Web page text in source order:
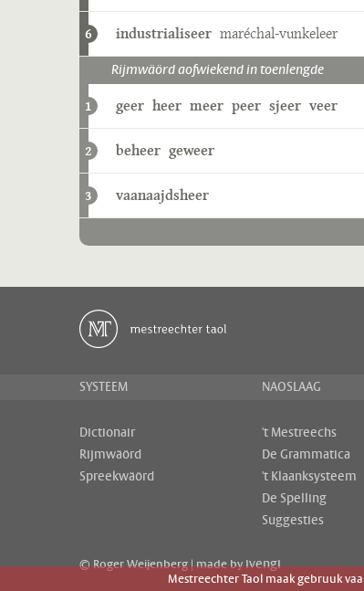
6 industrialiseer maréchal-vunkeleer
Rijmwäörd aofwiekend in toenlengde
1 geer heer meer peer sjeer veer
2 beheer geweer
3 vaanaajdsheer
SYSTEEM
Dictionair
Rijmwäörd
Spreekwäörd
NAOSLAAG
't Mestreechs
De Grammatica
't Klaanksysteem
De Spelling
Suggesties
© Roger Weijenberg | made byivengi
Mestreechter Taol maak gebruuk